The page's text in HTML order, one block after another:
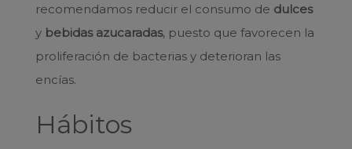
recomendamos reducir el consumo de dulces
y bebidas azucaradas, puesto que favorecen la
proliferación de bacterias y deterioran las
encías.
Hábitos